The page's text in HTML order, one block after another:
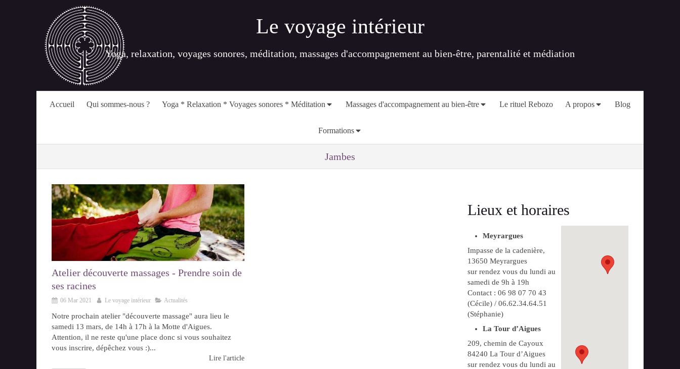
Le voyage intérieur
Yoga, relaxation, voyages sonores, méditation, massages d'accompagnement au bien-être, parentalité et médiation
Accueil Qui sommes-nous ? Yoga * Relaxation * Voyages sonores * Méditation Massages d'accompagnement au bien-être Le rituel Rebozo A propos Blog
Formations
Jambes
Atelier découverte massages - Prendre soin de
ses racines
06 Mar 2021 Le voyage intérieur Actualités
Notre prochain atelier "découverte massage" aura lieu le
samedi 13 mars, de 14h à 17h à la Motte d'Aigues.
Attention, il ne reste qu'une place donc si vous souhaitez
vous inscrire, dépêchez vous :)...
Lire l'article
Lieux et horaires
Meyrargues
Impasse de la cadenière,
13650 Meyrargues
sur rendez vous du lundi au
samedi de 9h à 19h
Contact : 06 98 07 70 43
(Cécile) / 06.62.34.64.51
(Stéphanie)
La Tour d’Aigues
209, chemin de Cayoux
84240 La Tour d’Aigues
sur rendez vous du lundi au